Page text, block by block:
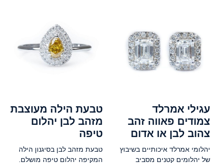
עגילי אמרלד
צמודים פאווה זהב
צהוב לבן או אדום
יהלומי אמרלד איכותיים בשיבוץ
של יהלומים קטנים מסביב
טבעת הילה מעוצבת
מזהב לבן יהלום
טיפה
טבעת מזהב לבן בסיגנון הילה
המקיפה יהלום טיפה מושלם.